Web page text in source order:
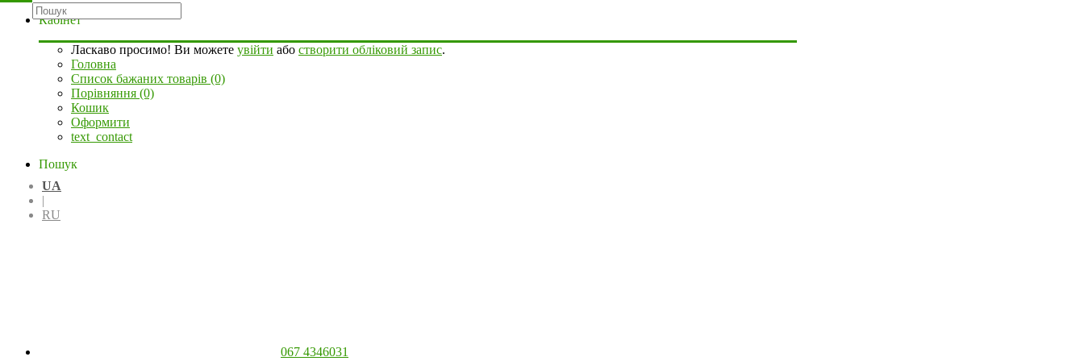
Кабінет
Ласкаво просимо! Ви можете увійти або створити обліковий запис.
Головна
Список бажаних товарів (0)
Порівняння (0)
Кошик
Оформити
text_contact
Пошук
UA
|
RU
067 4346031